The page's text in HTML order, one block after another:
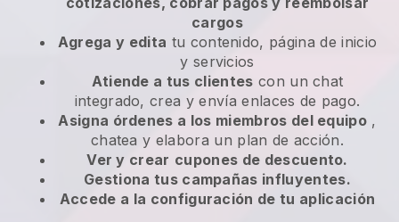
cargos
Agrega y edita tu contenido, página de inicio
y servicios
Atiende a tus clientes con un chat
integrado, crea y envía enlaces de pago.
Asigna órdenes a los miembros del equipo ,
chatea y elabora un plan de acción.
Ver y crear cupones de descuento.
Gestiona tus campañas influyentes.
Accede a la configuración de tu aplicación